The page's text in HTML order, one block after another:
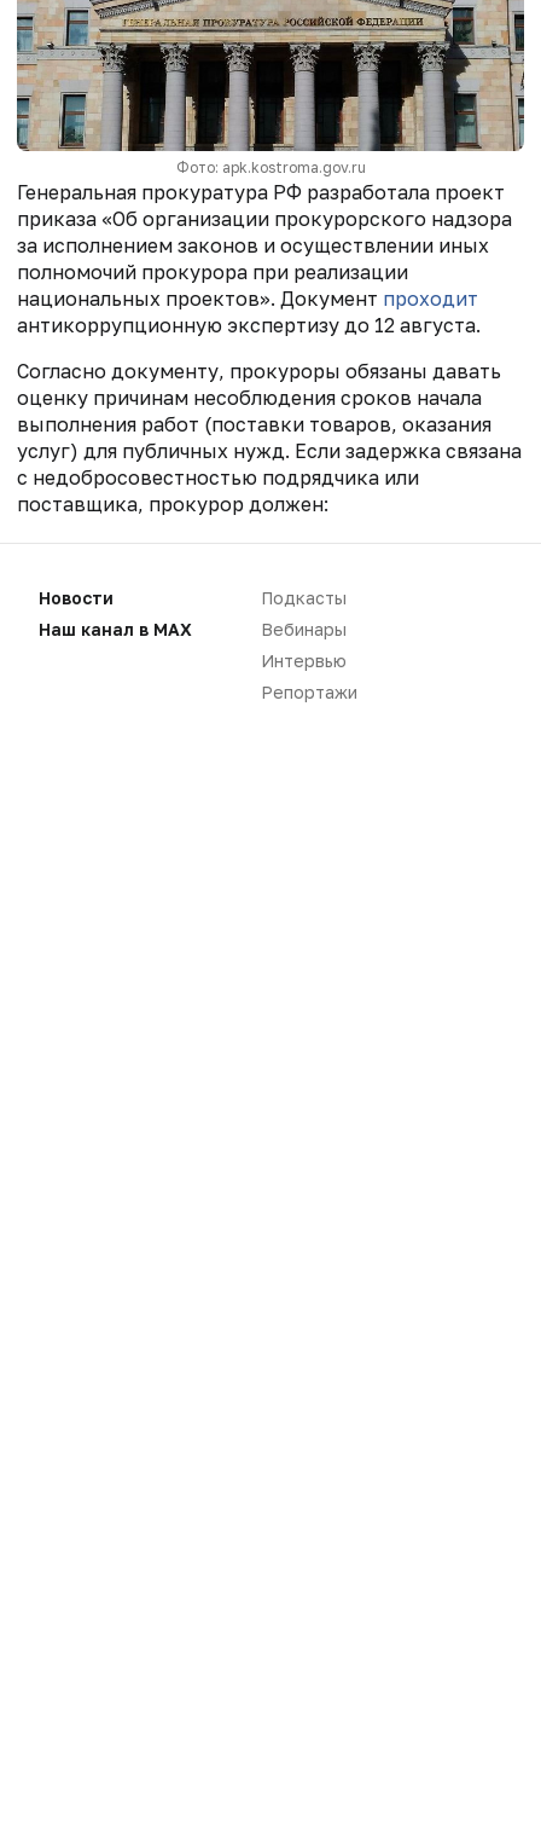
Фото: apk.kostroma.gov.ru
Генеральная прокуратура РФ разработала проект
приказа «Об организации прокурорского надзора
за исполнением законов и осуществлении иных
полномочий прокурора при реализации
национальных проектов». Документ проходит
антикоррупционную экспертизу до 12 августа.
Согласно документу, прокуроры обязаны давать
оценку причинам несоблюдения сроков начала
выполнения работ (поставки товаров, оказания
услуг) для публичных нужд. Если задержка связана
с недобросовестностью подрядчика или
поставщика, прокурор должен:
понуждать заказчика к своевременному
добиваться оперативного инициирования
повторных закупочных процедур;
требовать направления сведений о
недобросовестном поставщике в Реестр
недобросовестных поставщиков (РНП).
Новости
Наш канал в MAX
Подкасты
Вебинары
Интервью
Репортажи